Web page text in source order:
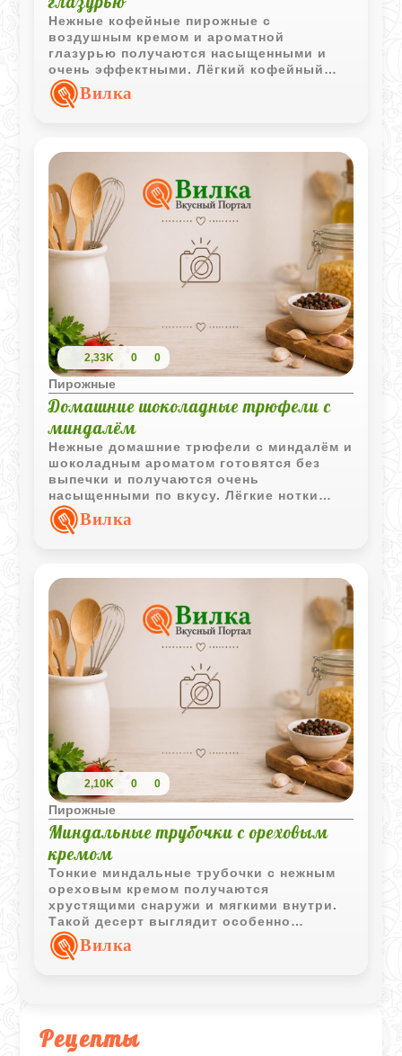
Рецепты
Нежные кофейные пирожные с
воздушным кремом и ароматной
глазурью получаются насыщенными и
очень эффектными. Лёгкий кофейный
вкус отлично сочетается с мягким
бисквитом и сливочным кремом.
Вилка
2,33K 0 0
Пирожные
Домашние шоколадные трюфели с
миндалём
Нежные домашние трюфели с миндалём и
шоколадным ароматом готовятся без
выпечки и получаются очень
насыщенными по вкусу. Лёгкие нотки
рома или апельсина делают конфеты
особенно уютными и праздничными.
Вилка
2,10K 0 0
Пирожные
Миндальные трубочки с ореховым
кремом
Тонкие миндальные трубочки с нежным
ореховым кремом получаются
хрустящими снаружи и мягкими внутри.
Такой десерт выглядит особенно
эффектно и отлично подходит для
праздничного чаепития.
Вилка